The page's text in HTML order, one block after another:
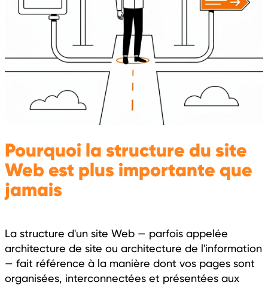
Pourquoi la structure du site
Web est plus importante que
jamais
La structure d'un site Web — parfois appelée
architecture de site ou architecture de l'information
— fait référence à la manière dont vos pages sont
organisées, interconnectées et présentées aux